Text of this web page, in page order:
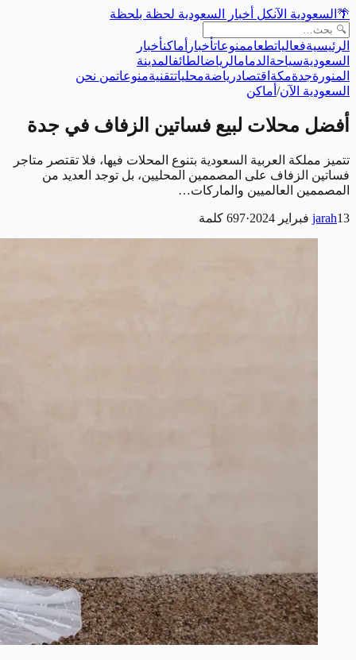
🌴 السعودية الآنكل أخبار السعودية لحظة بلحظة
الرئيسيةفعالياتطعاممنوعاتأخبار أماكنأخبار
السعوديةسياحة الدمامالرياضالطائفالمدينة
المنورةجدةمكة اقتصادرياضةمحلياتتقنيةمنوعاتمن نحن
السعودية الآن/ أماكن
أفضل محلات لبيع فساتين الزفاف في جدة
تتميز مملكة العربية السعودية بتنوع المحلات فيها، فلا تقتصر متاجر
فساتين الزفاف على المصممين المحليين، بل توجد العديد من
المصممين العالميين والماركات…
jarah13 فبراير 2024 ·
697 كلمة